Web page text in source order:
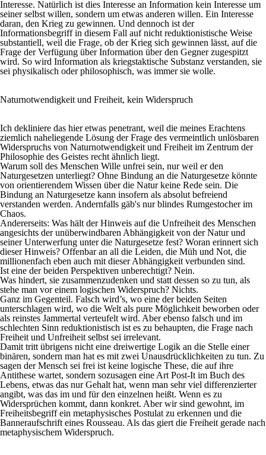
Interesse. Natürlich ist dies Interesse an Information kein Interesse um
seiner selbst willen, sondern um etwas anderen willen. Ein Interesse
daran, den Krieg zu gewinnen. Und dennoch ist der
Informationsbegriff in diesem Fall auf nicht reduktionistische Weise
substantiell, weil die Frage, ob der Krieg sich gewinnen lässt, auf die
Frage der Verfügung über Information über den Gegner zugespitzt
wird. So wird Information als kriegstaktische Substanz verstanden, sie
sei physikalisch oder philosophisch, was immer sie wolle.
Naturnotwendigkeit und Freiheit, kein Widerspruch
Ich dekliniere das hier etwas penetrant, weil die meines Erachtens
ziemlich naheliegende Lösung der Frage des vermeintlich unlösbaren
Widerspruchs von Naturnotwendigkeit und Freiheit im Zentrum der
Philosophie des Geistes recht ähnlich liegt.
Warum soll des Menschen Wille unfrei sein, nur weil er den
Naturgesetzen unterliegt? Ohne Bindung an die Naturgesetze könnte
von orientierendem Wissen über die Natur keine Rede sein. Die
Bindung an Naturgesetze kann insofern als absolut befreiend
verstanden werden. Andernfalls gäb's nur blindes Rumgestocher im
Chaos.
Andererseits: Was hält der Hinweis auf die Unfreiheit des Menschen
angesichts der unüberwindbaren Abhängigkeit von der Natur und
seiner Unterwerfung unter die Naturgesetze fest? Woran erinnert sich
dieser Hinweis? Offenbar an all die Leiden, die Müh und Not, die
millionenfach eben auch mit dieser Abhängigkeit verbunden sind.
Ist eine der beiden Perspektiven unberechtigt? Nein.
Was hindert, sie zusammenzudenken und statt dessen so zu tun, als
stehe man vor einem logischen Widerspruch? Nichts.
Ganz im Gegenteil. Falsch wird’s, wo eine der beiden Seiten
unterschlagen wird, wo die Welt als pure Möglichkeit beworben oder
als reinstes Jammertal verteufelt wird. Aber ebenso falsch und im
schlechten Sinn reduktionistisch ist es zu behaupten, die Frage nach
Freiheit und Unfreiheit selbst sei irrelevant.
Damit tritt übrigens nicht eine dreiwertige Logik an die Stelle einer
binären, sondern man hat es mit zwei Unausdrücklichkeiten zu tun. Zu
sagen der Mensch sei frei ist keine logische These, die auf ihre
Antithese wartet, sondern sozusagen eine Art Post-It im Buch des
Lebens, etwas das nur Gehalt hat, wenn man sehr viel differenzierter
angibt, was das im und für den einzelnen heißt. Wenn es zu
Widersprüchen kommt, dann konkret. Aber wir sind gewohnt, im
Freiheitsbegriff ein metaphysisches Postulat zu erkennen und die
Banneraufschrift eines Rousseau. Als das giert die Freiheit gerade nach
metaphysischem Widerspruch.